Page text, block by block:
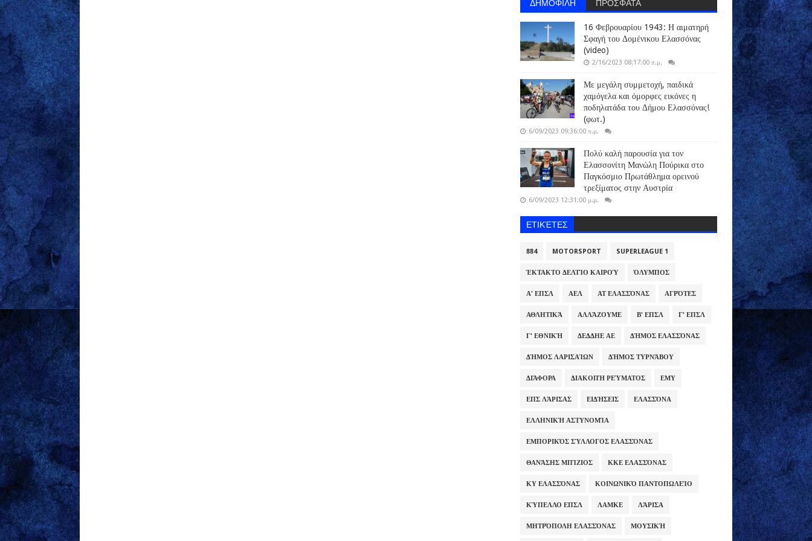
16 Φεβρουαρίου 1943: Η αιματηρή
Σφαγή του Δομένικου Ελασσόνας
(video)
2/16/2023 08:17:00 π.μ.
Με μεγάλη συμμετοχή, παιδικά
χαμόγελα και όμορφες εικόνες η
ποδηλατάδα του Δήμου Ελασσόνας!
(φωτ.)
6/09/2023 09:36:00 π.μ.
Πολύ καλή παρουσία για τον
Ελασσονίτη Μανώλη Πούρικα στο
Παγκόσμιο Πρωτάθλημα ορεινού
τρεξίματος στην Αυστρία
6/09/2023 12:31:00 μ.μ.
ΕΤΙΚΈΤΕΣ
884 MOTORSPORT SUPERLEAGUE 1
ΈΚΤΑΚΤΟ ΔΕΛΤΊΟ ΚΑΙΡΟΎ ΌΛΥΜΠΟΣ
Α' ΕΠΣΛ ΑΕΛ ΑΤ ΕΛΑΣΣΌΝΑΣ ΑΓΡΌΤΕΣ
ΑΘΛΗΤΙΚΆ ΑΛΛΆΖΟΥΜΕ Β' ΕΠΣΛ Γ' ΕΠΣΛ
Γ' ΕΘΝΙΚΉ ΔΕΔΔΗΕ ΑΕ ΔΉΜΟΣ ΕΛΑΣΣΌΝΑΣ
ΔΉΜΟΣ ΛΑΡΙΣΑΊΩΝ ΔΉΜΟΣ ΤΥΡΝΆΒΟΥ
ΔΙΆΦΟΡΑ ΔΙΑΚΟΠΉ ΡΕΎΜΑΤΟΣ ΕΜΥ
ΕΠΣ ΛΆΡΙΣΑΣ ΕΙΔΉΣΕΙΣ ΕΛΑΣΣΌΝΑ
ΕΛΛΗΝΙΚΉ ΑΣΤΥΝΟΜΊΑ
ΕΜΠΟΡΙΚΌΣ ΣΎΛΛΟΓΟΣ ΕΛΑΣΣΌΝΑΣ
ΘΑΝΆΣΗΣ ΜΠΊΖΙΟΣ ΚΚΕ ΕΛΑΣΣΌΝΑΣ
ΚΥ ΕΛΑΣΣΌΝΑΣ ΚΟΙΝΩΝΙΚΌ ΠΑΝΤΟΠΩΛΕΊΟ
ΚΎΠΕΛΛΟ ΕΠΣΛ ΛΑΜΚΕ ΛΆΡΙΣΑ
ΜΗΤΡΌΠΟΛΗ ΕΛΑΣΣΌΝΑΣ ΜΟΥΣΙΚΉ